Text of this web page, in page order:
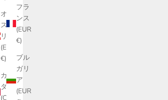
フラ
ンス
(EUR
€)
ブル
ガリ
ア
(EUR
オー
スト
リア
(EUR
€)
カナ
ダ
(CAD